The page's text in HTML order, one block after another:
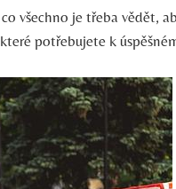
všechno je třeba vědět,
potřebujete k